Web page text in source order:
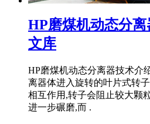
HP磨煤机动态分
文库
HP磨煤机动态分离器技术介
离器体进入旋转的叶片式转
相互作用,转子会阻止较大颗
进一步碾磨,而 .